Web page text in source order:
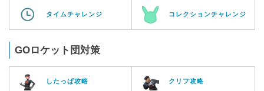
タイムチャレンジ コレクションチャレンジ
GOロケット団対策
したっぱ攻略 クリフ攻略